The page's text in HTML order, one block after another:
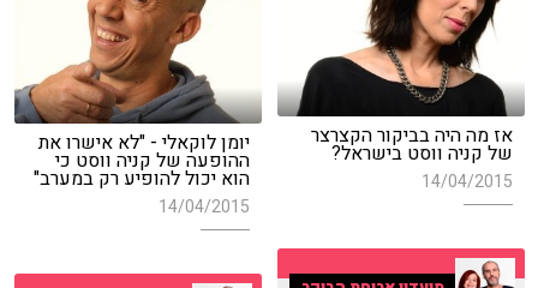
אז מה היה בביקור הקצרצר
של קניה ווסט בישראל?
14/04/2015
יומן לוקאלי - "לא אישרו את
ההופעה של קניה ווסט כי
הוא יכול להופיע רק במערב"
14/04/2015